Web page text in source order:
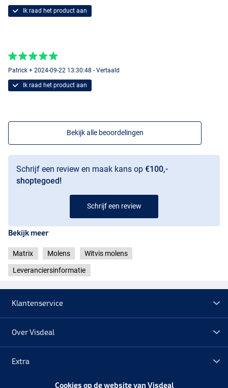
Ik raad het product aan
Patrick + 2024-09-22 13:30:48 - Vertaald
Ik raad het product aan
Bekijk alle beoordelingen
Schrijf een review en maak kans op €100,-
shoptegoed!
Schrijf een review
Bekijk meer
Matrix Molens Witvis molens
Leveranciersinformatie
Klantenservice
Over Visdeal
Extra
Cookies op de website van Visdeal